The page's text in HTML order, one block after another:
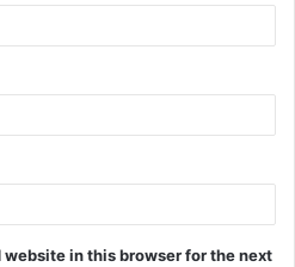
in this browser for the next